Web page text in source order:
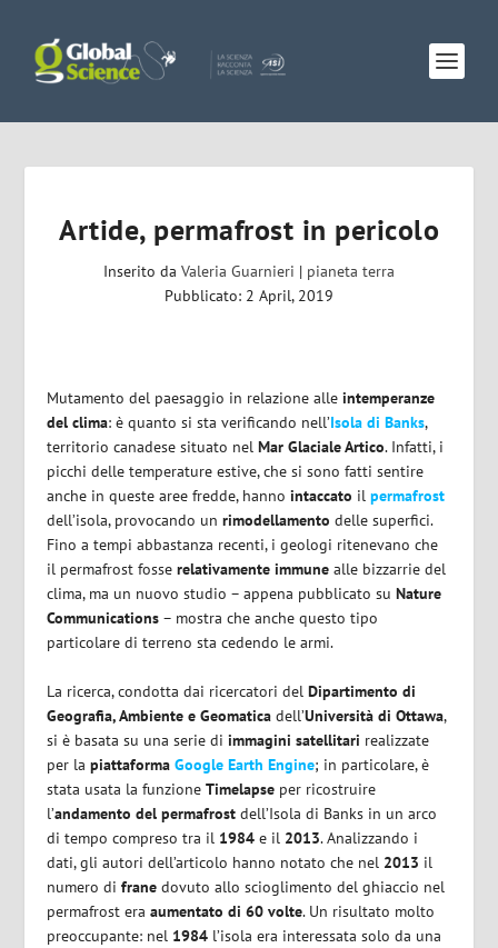
Artide, permafrost in pericolo
Inserito da Valeria Guarnieri | pianeta terra
Pubblicato: 2 April, 2019
Mutamento del paesaggio in relazione alle intemperanze
del clima: è quanto si sta verificando nell’Isola di Banks,
territorio canadese situato nelMar Glaciale Artico. Infatti, i
picchi delle temperature estive, che si sono fatti sentire
anche in queste aree fredde, hannointaccato ilpermafrost
dell’isola, provocando unrimodellamentodelle superfici.
Fino a tempi abbastanza recenti, i geologi ritenevano che
il permafrost fosserelativamente immune alle bizzarrie del
clima, ma un nuovo studio – appena pubblicato suNature
Communications – mostra che anche questo tipo
particolare di terreno sta cedendo le armi.
La ricerca, condotta dai ricercatori delDipartimento di
Geografia, Ambiente e Geomatica dell’Università di Ottawa,
si è basata su una serie diimmagini satellitari realizzate
per lapiattaformaGoogle Earth Engine; in particolare, è
stata usata la funzioneTimelapse per ricostruire
l’andamento del permafrost dell’Isola di Banks in un arco
di tempo compreso tra il 1984 e il 2013. Analizzando i
dati, gli autori dell’articolo hanno notato che nel 2013 il
numero di frane dovuto allo scioglimento del ghiaccio nel
permafrost eraaumentato di 60 volte. Un risultato molto
preoccupante: nel 1984 l’isola era interessata solo da una